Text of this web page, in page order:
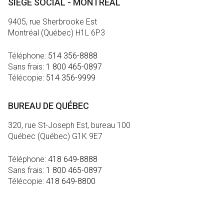
SIÈGE SOCIAL - MONTRÉAL
9405, rue Sherbrooke Est
Montréal (Québec) H1L 6P3
Téléphone: 514 356-8888
Sans frais: 1 800 465-0897
Télécopie: 514 356-9999
BUREAU DE QUÉBEC
320, rue St-Joseph Est, bureau 100
Québec (Québec) G1K 9E7
Téléphone: 418 649-8888
Sans frais: 1 800 465-0897
Télécopie: 418 649-8800